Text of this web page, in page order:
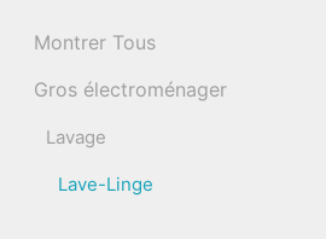
Montrer Tous
Gros électroménager
Lavage
Lave-Linge